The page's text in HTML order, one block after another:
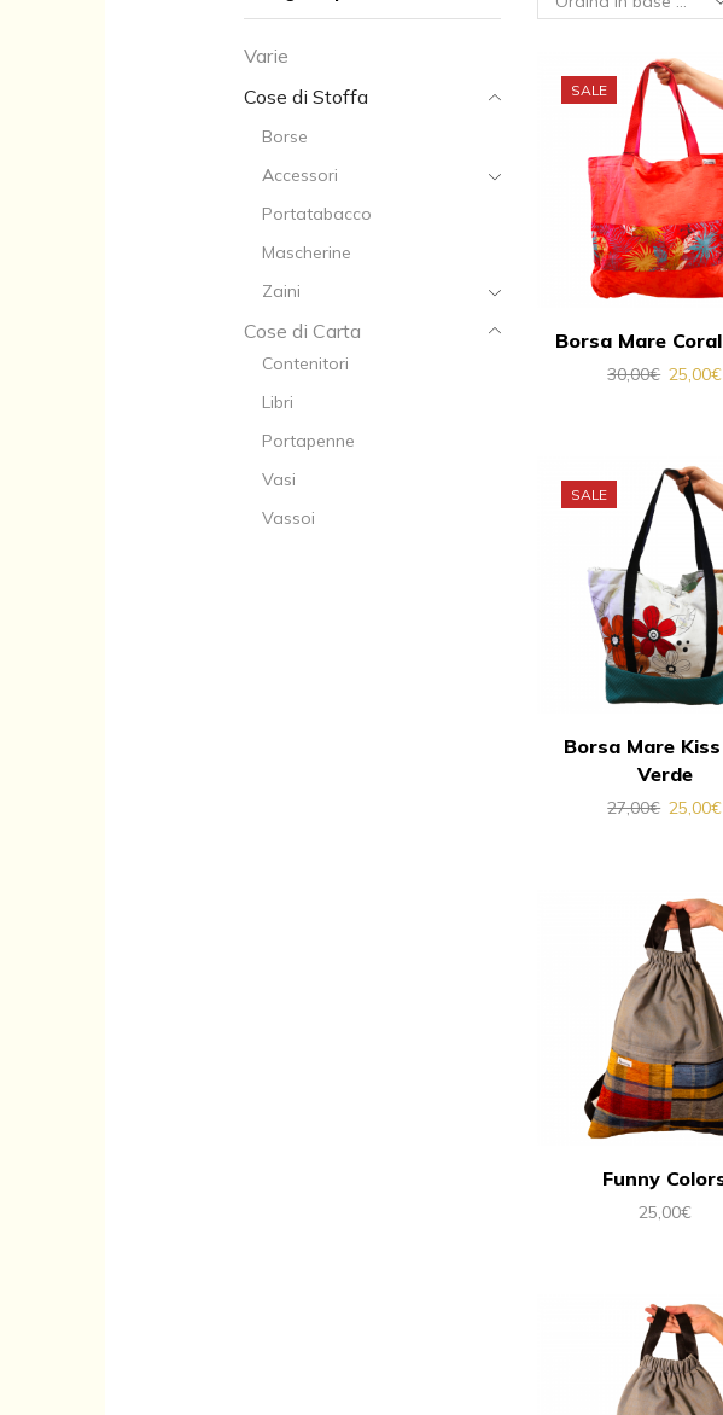
SALE
Borsa Mare
30,00€ 25,00€
SALE
Borsa Mare
Verde
27,00€ 25,00€
Funny
25,00€
Varie
Cose di Stoffa
Borse
Accessori
Portatabacco
Mascherine
Zaini
Cose di Carta
Contenitori
Libri
Portapenne
Vasi
Vassoi